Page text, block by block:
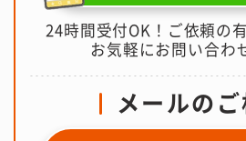
24時間受付OK！ご依頼の
お気軽にお問い合わ
メールの